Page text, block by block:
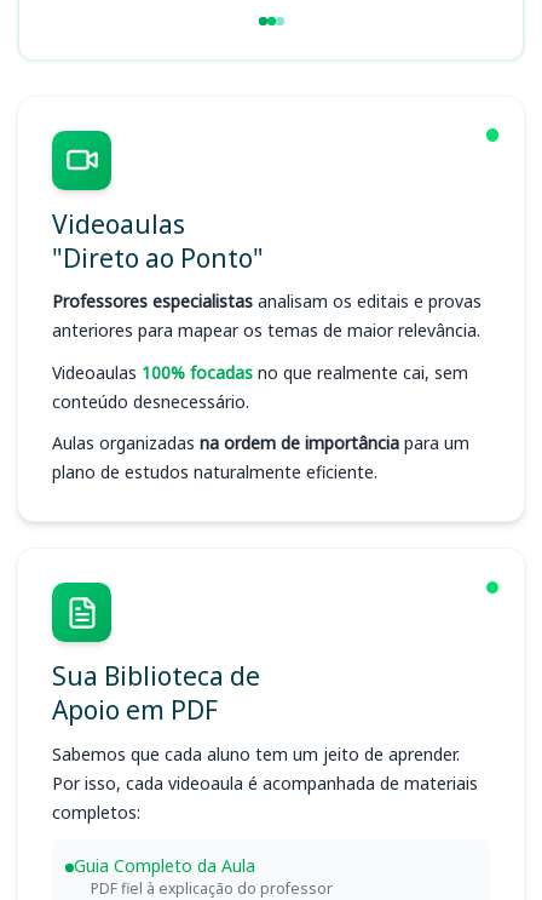
Videoaulas
"Direto ao Ponto"
Professores especialistas analisam os editais e provas
anteriores para mapear os temas de maior relevância.
Videoaulas 100% focadas no que realmente cai, sem
conteúdo desnecessário.
Aulas organizadas na ordem de importância para um
plano de estudos naturalmente eficiente.
Sua Biblioteca de
Apoio em PDF
Sabemos que cada aluno tem um jeito de aprender.
Por isso, cada videoaula é acompanhada de materiais
completos:
Guia Completo da Aula
PDF fiel à explicação do professor